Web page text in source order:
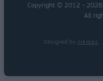
Copyright © 2012 - 2026
All
Designed by nikolas